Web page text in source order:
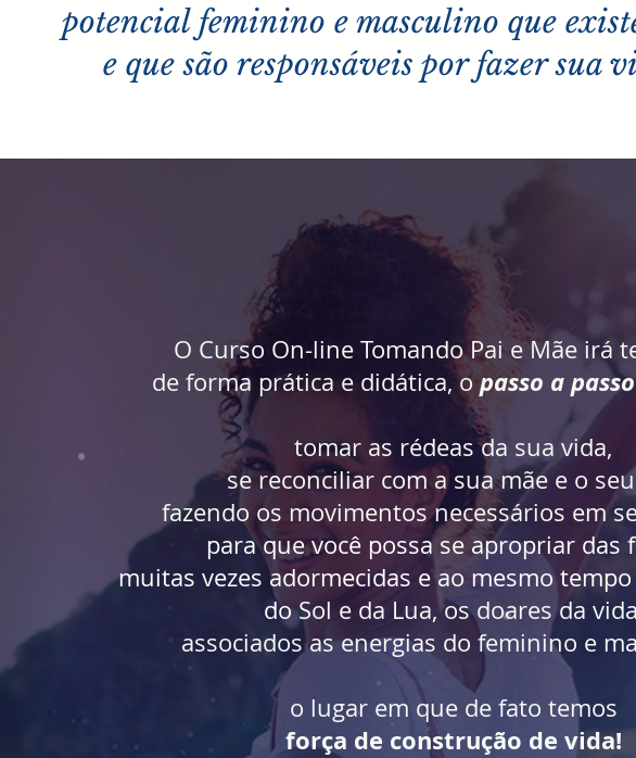
potencial feminino e masculino que
e que são responsáveis por fazer sua
O Curso On-line Tomando Pai e Mãe irá
de forma prática e didática,opasso a passo
tomar as rédeas da sua vida,
se reconciliar com a sua mãe e o
fazendo os movimentos necessários em
para que você possa se apropriar das
muitas vezes adormecidas e ao mesmo tempo
doSol e da Lua,os doares da
associados as energias do feminino e
o lugar em que de fato temos
força de construção de vida!